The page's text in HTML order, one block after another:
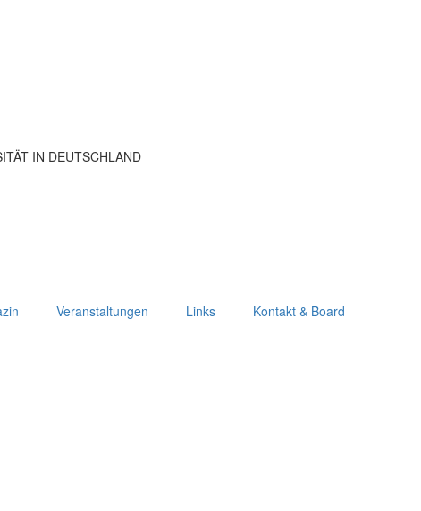
IN DEUTSCHLAND
Veranstaltungen Links Kontakt & Board